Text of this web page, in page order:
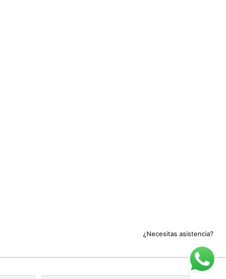
¿Necesitas asistencia?